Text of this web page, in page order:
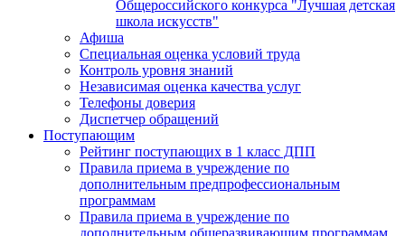
Общероссийского конкурса "Лучшая детская
школа искусств"
Афиша
Специальная оценка условий труда
Контроль уровня знаний
Независимая оценка качества услуг
Телефоны доверия
Диспетчер обращений
Поступающим
Рейтинг поступающих в 1 класс ДПП
Правила приема в учреждение по
дополнительным предпрофессиональным
программам
Правила приема в учреждение по
дополнительным общеразвивающим программам